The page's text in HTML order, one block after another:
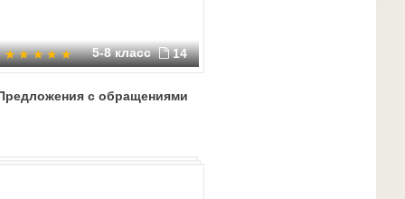
5-8 класс 14
с обращениями